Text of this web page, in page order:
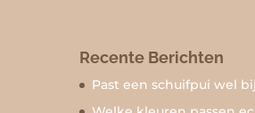
Recente Berichten
Past een schuifpui wel